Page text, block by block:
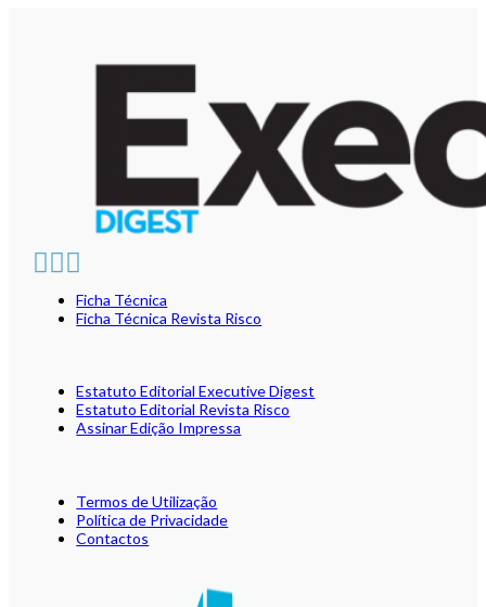
Ficha Técnica
Ficha Técnica Revista Risco
Estatuto Editorial Executive Digest
Estatuto Editorial Revista Risco
Assinar Edição Impressa
Termos de Utilização
Política de Privacidade
Contactos